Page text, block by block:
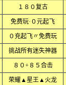
１８０复古
免费玩·０元起飞
０充起飞〃免费玩
挑战所有迷失神器
８０+８５合击
荣耀▲星王▲火龙